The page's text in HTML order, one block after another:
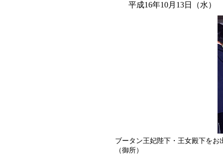
平成16年10月13日（水）
ブータン王妃陛下・王女殿下をお
（御所）